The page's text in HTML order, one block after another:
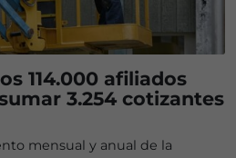
114.000 afiliados
3.254 cotizantes
mensual y anual de la